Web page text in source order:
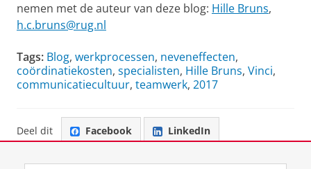
nemen met de auteur van deze blog: Hille Bruns,
h.c.bruns@rug.nl
Tags: Blog, werkprocessen, neveneffecten,
coördinatiekosten, specialisten, Hille Bruns, Vinci,
communicatiecultuur, teamwerk, 2017
Deel dit Facebook LinkedIn